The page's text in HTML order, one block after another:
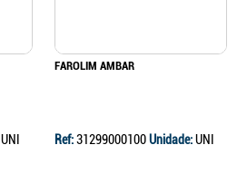
UNI
FAROLIM AMBAR
Ref:31299000100Unidade:UNI